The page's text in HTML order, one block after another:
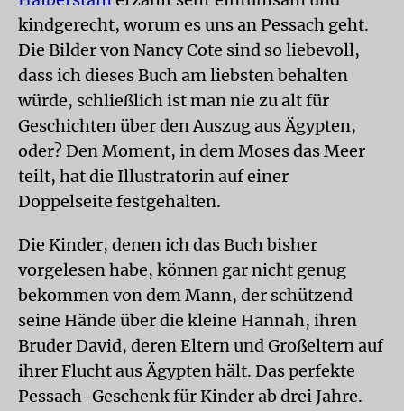
kindgerecht, worum es uns an Pessach geht.
Die Bilder von Nancy Cote sind so liebevoll,
dass ich dieses Buch am liebsten behalten
würde, schließlich ist man nie zu alt für
Geschichten über den Auszug aus Ägypten,
oder? Den Moment, in dem Moses das Meer
teilt, hat die Illustratorin auf einer
Doppelseite festgehalten.
Die Kinder, denen ich das Buch bisher
vorgelesen habe, können gar nicht genug
bekommen von dem Mann, der schützend
seine Hände über die kleine Hannah, ihren
Bruder David, deren Eltern und Großeltern auf
ihrer Flucht aus Ägypten hält. Das perfekte
Pessach-Geschenk für Kinder ab drei Jahre.